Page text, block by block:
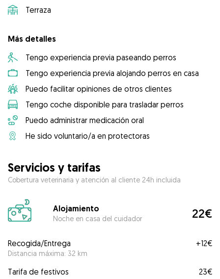
Terraza
Más detalles
Tengo experiencia previa paseando perros
Tengo experiencia previa alojando perros en casa
Puedo facilitar opiniones de otros clientes
Tengo coche disponible para trasladar perros
Puedo administrar medicación oral
He sido voluntario/a en protectoras
Servicios y tarifas
Cobertura veterinaria y atención al cliente 24h incluida
Alojamiento
Noche en casa del cuidador 22€
Recogida/Entrega
Distancia máxima: 32 km
+12€
Tarifa de festivos
23€